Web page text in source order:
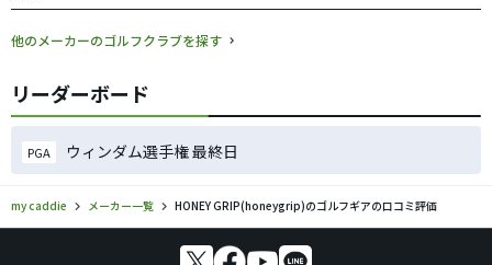
他のメーカーのゴルフクラブを探す
リーダーボード
PGA ウィンダム選手権 最終日
my caddie メーカー一覧 HONEY GRIP(honeygrip)のゴルフギアの口コミ評価